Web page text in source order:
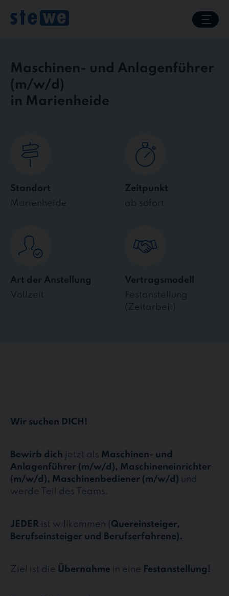
content
Maschinen- und Anlagenführer
in Marienheide
Standort
Marienheide
Zeitpunkt
ab sofort
Art der Anstellung
Vollzeit
Vertragsmodell
Festanstellung
(Zeitarbeit)
Wir suchen DICH!
Bewirb dich jetzt als Maschinen- und
Anlagenführer (m/w/d), Maschineneinrichter
(m/w/d), Maschinenbediener (m/w/d) und
werde Teil des Teams.
JEDER ist willkommen (Quereinsteiger,
Berufseinsteiger und Berufserfahrene).
Ziel ist die Übernahme in eine Festanstellung!